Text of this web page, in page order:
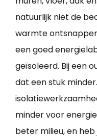
natuurlijk niet de
warmte
een goed
geïsoleerd. Bij een
dat een stuk
minder voor
beter milieu, en